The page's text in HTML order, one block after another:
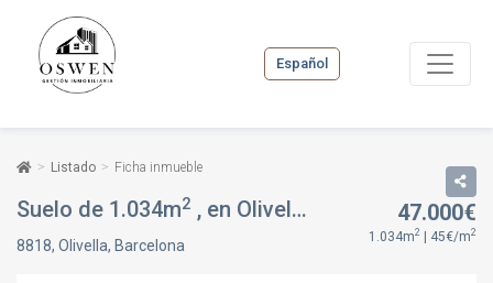
Español
Listado Ficha inmueble
Suelo de 1.034m2 , en Olivella, Barcelona VENTA
8818, Olivella, Barcelona
47.000€
1.034m2 | 45€/m2